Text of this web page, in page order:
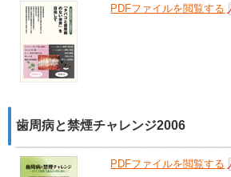
PDFファイルを閲覧する
歯周病と禁煙チャレンジ2006
PDFファイルを閲覧する